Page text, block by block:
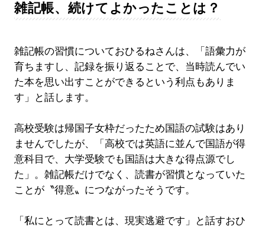
雑記帳、続けてよかったことは？
雑記帳の習慣についておひるねさんは、「語彙力が
育ちますし、記録を振り返ることで、当時読んでい
た本を思い出すことができるという利点もありま
す」と話します。
高校受験は帰国子女枠だったため国語の試験はあり
ませんでしたが、「高校では英語に並んで国語が得
意科目で、大学受験でも国語は大きな得点源でし
た」。雑記帳だけでなく、読書が習慣となっていた
ことが〝得意〟につながったそうです。
「私にとって読書とは、現実逃避です」と話すおひ